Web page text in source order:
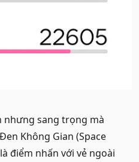
nhưng sang trọng mà
Không Gian (Space
điểm nhấn với vẻ ngoài